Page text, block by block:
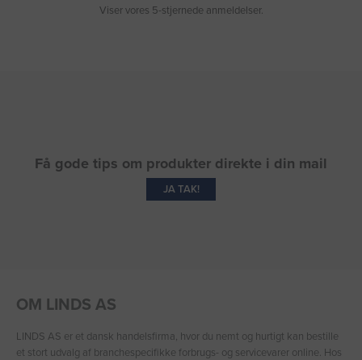
Viser vores 5-stjernede anmeldelser.
Få gode tips om produkter direkte i din mail
JA TAK!
OM LINDS AS
LINDS AS er et dansk handelsfirma, hvor du nemt og hurtigt kan bestille
et stort udvalg af branchespecifikke forbrugs- og servicevarer online. Hos